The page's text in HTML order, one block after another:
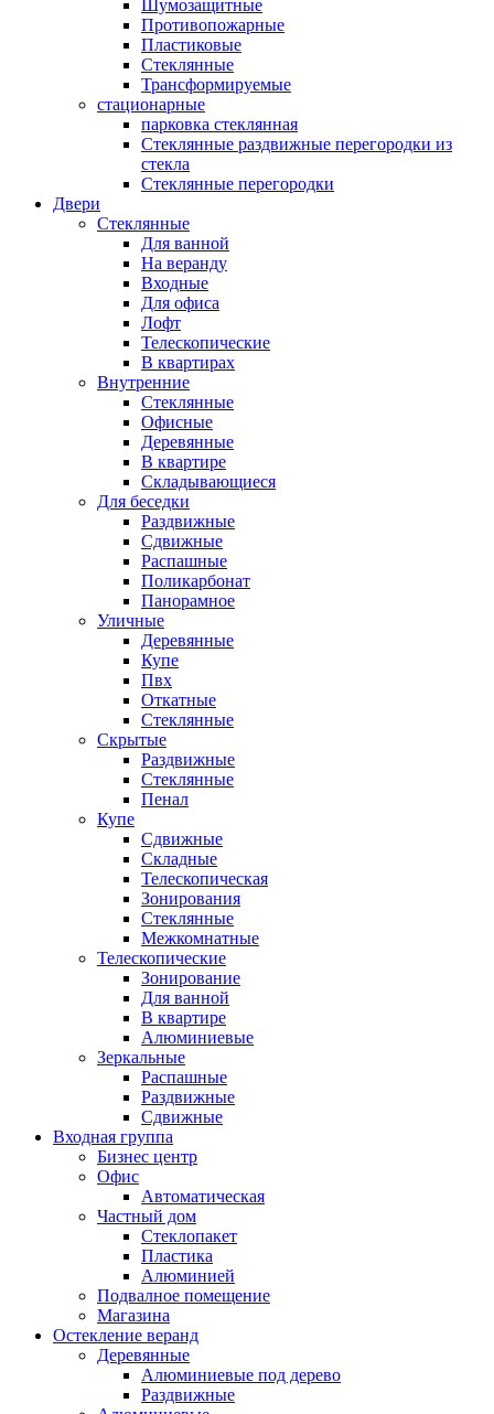
Шумозащитные
Противопожарные
Пластиковые
Стеклянные
Трансформируемые
стационарные
парковка стеклянная
Стеклянные раздвижные перегородки из
стекла
Стеклянные перегородки
Двери
Стеклянные
Для ванной
На веранду
Входные
Для офиса
Лофт
Телескопические
В квартирах
Внутренние
Стеклянные
Офисные
Деревянные
В квартире
Складывающиеся
Для беседки
Раздвижные
Сдвижные
Распашные
Поликарбонат
Панорамное
Уличные
Деревянные
Купе
Пвх
Откатные
Стеклянные
Скрытые
Раздвижные
Стеклянные
Пенал
Купе
Сдвижные
Складные
Телескопическая
Зонирования
Стеклянные
Межкомнатные
Телескопические
Зонирование
Для ванной
В квартире
Алюминиевые
Зеркальные
Распашные
Раздвижные
Сдвижные
Входная группа
Бизнес центр
Офис
Автоматическая
Частный дом
Стеклопакет
Пластика
Алюминией
Подвалное помещение
Магазина
Остекление веранд
Деревянные
Алюминиевые под дерево
Раздвижные